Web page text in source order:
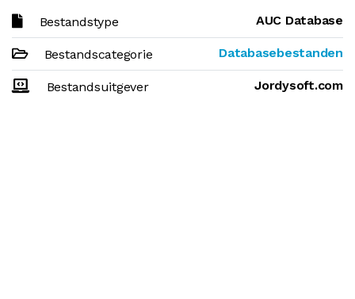
Bestandstype AUC Database
Bestandscategorie Databasebestanden
Bestandsuitgever Jordysoft.com